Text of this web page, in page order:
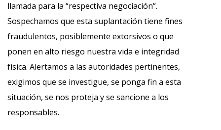
llamada para la “respectiva negociación”.
Sospechamos que esta suplantación tiene fines
fraudulentos, posiblemente extorsivos o que
ponen en alto riesgo nuestra vida e integridad
física. Alertamos a las autoridades pertinentes,
exigimos que se investigue, se ponga fin a esta
situación, se nos proteja y se sancione a los
responsables.